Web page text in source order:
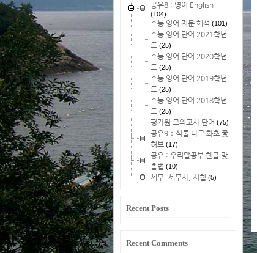
공유8 : 영어 English
(104)
수능 영어 지문 해석 (101)
수능 영어 단어 2021학년
도 (25)
수능 영어 단어 2020학년
도 (25)
수능 영어 단어 2019학년
도 (25)
수능 영어 단어 2018학년
도 (25)
평가원 모의고사 단어 (75)
공유9：식물 나무 화초 꽃
허브 (17)
공유 : 우리말공부 한글 맞
춤법 (10)
세무, 세무사, 시험 (5)
Recent Posts
Recent Comments